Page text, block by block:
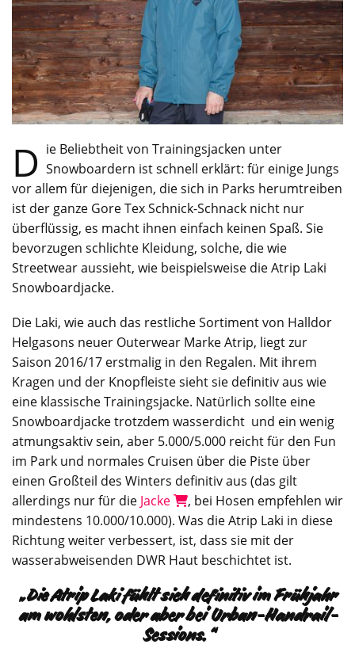
D ie Beliebtheit von Trainingsjacken unter
Snowboardern ist schnell erklärt: für einige Jungs
vor allem für diejenigen, die sich in Parks herumtreiben
ist der ganze Gore Tex Schnick-Schnack nicht nur
überflüssig, es macht ihnen einfach keinen Spaß. Sie
bevorzugen schlichte Kleidung, solche, die wie
Streetwear aussieht, wie beispielsweise die Atrip Laki
Snowboardjacke.
Die Laki, wie auch das restliche Sortiment von Halldor
Helgasons neuer Outerwear Marke Atrip, liegt zur
Saison 2016/17 erstmalig in den Regalen. Mit ihrem
Kragen und der Knopfleiste sieht sie definitiv aus wie
eine klassische Trainingsjacke. Natürlich sollte eine
Snowboardjacke trotzdem wasserdicht und ein wenig
atmungsaktiv sein, aber 5.000/5.000 reicht für den Fun
im Park und normales Cruisen über die Piste über
einen Großteil des Winters definitiv aus (das gilt
allerdings nur für die Jacke
, bei Hosen empfehlen wir
mindestens 10.000/10.000). Was die Atrip Laki in diese
Richtung weiter verbessert, ist, dass sie mit der
wasserabweisenden DWR Haut beschichtet ist.
„Die Atrip Laki fühlt sich definitiv im Frühjahr
am wohlsten, oder aber bei Urban-Handrail-
Sessions.“